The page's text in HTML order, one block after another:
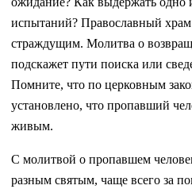
испытаний? Православный
страждущим. Молитва о
подскажет пути поиска или
Помните, что по церковным
установлено, что пропавший
живым.
С молитвой о пропавшем
разным святым, чаще всего за